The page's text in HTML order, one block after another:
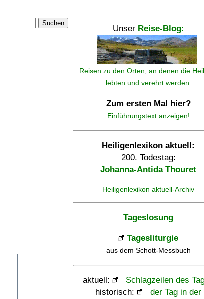
Suchen
Unser Reise-Blog:
Reisen zu den Orten, an denen die
lebten und verehrt werden.
Zum ersten Mal hier?
Einführungstext anzeigen!
Heiligenlexikon aktuell:
200. Todestag:
Johanna-Antida Thouret
Heiligenlexikon aktuell-Archiv
Tageslosung
Tagesliturgie
aus dem Schott-Messbuch
aktuell:
Schlagzeilen des
historisch:
der Tag in der